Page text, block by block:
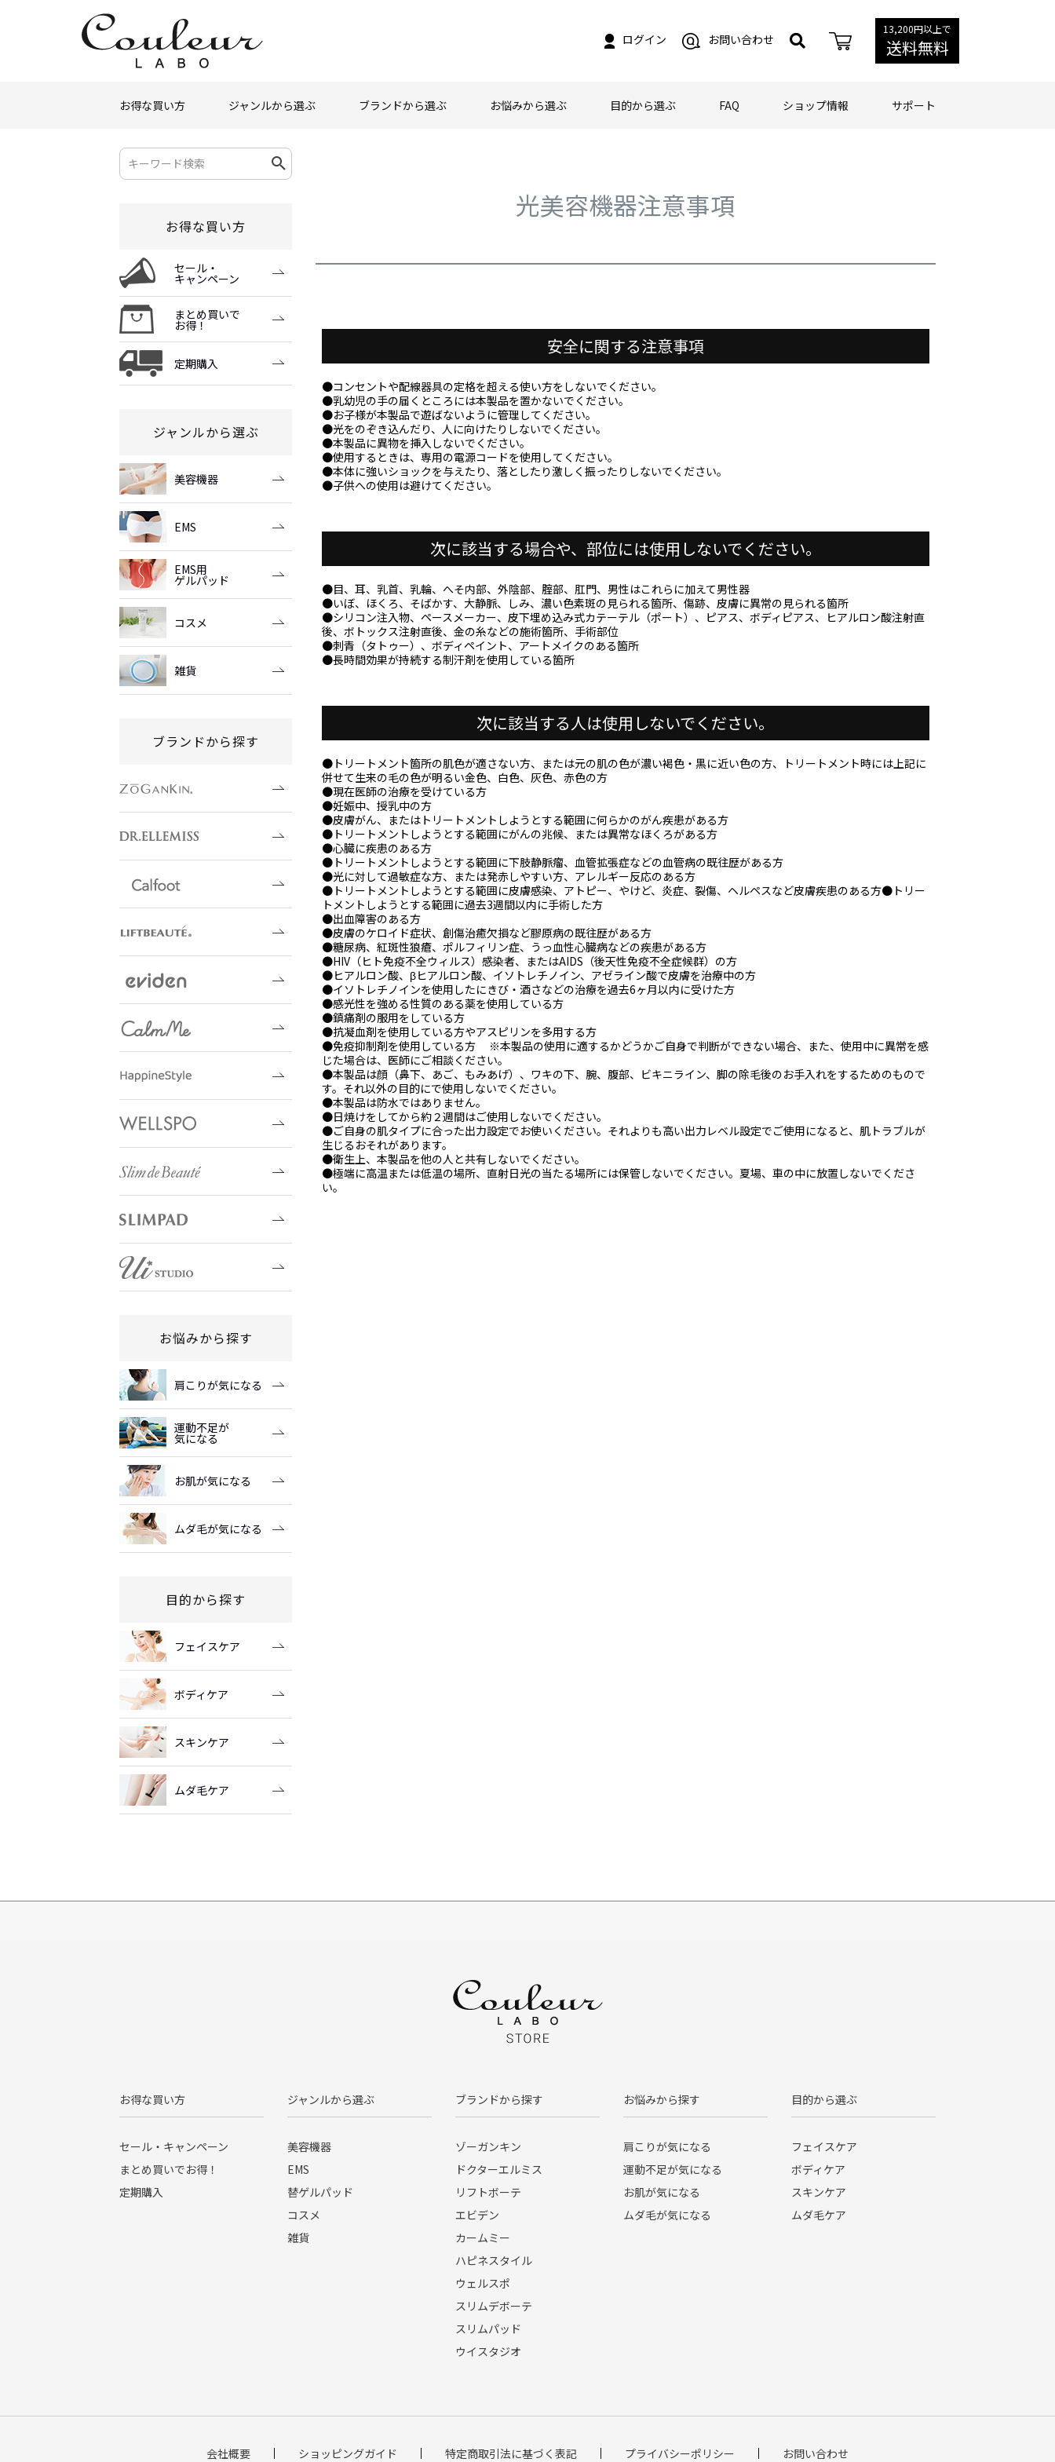
ログイン お問い合わせ
13,200円以上で
送料無料
お得な買い方 ジャンルから選ぶ ブランドから選ぶ お悩みから選ぶ 目的から選ぶ FAQ ショップ情報 サポート
お得な買い方
セール・
キャンペーン
まとめ買いで
お得！
定期購入
ジャンルから選ぶ
美容機器
EMS
EMS用
ゲルパッド
コスメ
雑貨
ブランドから探す
お悩みから探す
肩こりが気になる
運動不足が
気になる
お肌が気になる
ムダ毛が気になる
目的から探す
フェイスケア
ボディケア
スキンケア
ムダ毛ケア
光美容機器注意事項
安全に関する注意事項
●コンセントや配線器具の定格を超える使い方をしないでください。
●乳幼児の手の届くところには本製品を置かないでください。
●お子様が本製品で遊ばないように管理してください。
●光をのぞき込んだり、人に向けたりしないでください。
●本製品に異物を挿入しないでください。
●使用するときは、専用の電源コードを使用してください。
●本体に強いショックを与えたり、落としたり激しく振ったりしないでください。
●子供への使用は避けてください。
次に該当する場合や、部位には使用しないでください。
●目、耳、乳首、乳輪、へそ内部、外陰部、腟部、肛門、男性はこれらに加えて男性器
●いぼ、ほくろ、そばかす、大静脈、しみ、濃い色素斑の見られる箇所、傷跡、皮膚に異常の見られる箇所
●シリコン注入物、ペースメーカー、皮下埋め込み式カテーテル（ポート）、ピアス、ボディピアス、ヒアルロン酸注射直
後、ボトックス注射直後、金の糸などの施術箇所、手術部位
●刺青（タトゥー）、ボディペイント、アートメイクのある箇所
●長時間効果が持続する制汗剤を使用している箇所
次に該当する人は使用しないでください。
●トリートメント箇所の肌色が適さない方、または元の肌の色が濃い褐色・黒に近い色の方、トリートメント時には上記に
併せて生来の毛の色が明るい金色、白色、灰色、赤色の方
●現在医師の治療を受けている方
●妊娠中、授乳中の方
●皮膚がん、またはトリートメントしようとする範囲に何らかのがん疾患がある方
●トリートメントしようとする範囲にがんの兆候、または異常なほくろがある方
●心臓に疾患のある方
●トリートメントしようとする範囲に下肢静脈瘤、血管拡張症などの血管病の既往歴がある方
●光に対して過敏症な方、または発赤しやすい方、アレルギー反応のある方
●トリートメントしようとする範囲に皮膚感染、アトピー、やけど、炎症、裂傷、ヘルペスなど皮膚疾患のある方●トリー
トメントしようとする範囲に過去3週間以内に手術した方
●出血障害のある方
●皮膚のケロイド症状、創傷治癒欠損など膠原病の既往歴がある方
●糖尿病、紅斑性狼瘡、ポルフィリン症、うっ血性心臓病などの疾患がある方
●HIV（ヒト免疫不全ウィルス）感染者、またはAIDS（後天性免疫不全症候群）の方
●ヒアルロン酸、βヒアルロン酸、イソトレチノイン、アゼライン酸で皮膚を治療中の方
●イソトレチノインを使用したにきび・酒さなどの治療を過去6ヶ月以内に受けた方
●感光性を強める性質のある薬を使用している方
●鎮痛剤の服用をしている方
●抗凝血剤を使用している方やアスピリンを多用する方
●免疫抑制剤を使用している方 ※本製品の使用に適するかどうかご自身で判断ができない場合、また、使用中に異常を感
じた場合は、医師にご相談ください。
●本製品は顔（鼻下、あご、もみあげ）、ワキの下、腕、腹部、ビキニライン、脚の除毛後のお手入れをするためのもので
す。それ以外の目的にで使用しないでください。
●本製品は防水ではありません。
●日焼けをしてから約２週間はご使用しないでください。
●ご自身の肌タイプに合った出力設定でお使いください。それよりも高い出力レベル設定でご使用になると、肌トラブルが
生じるおそれがあります。
●衛生上、本製品を他の人と共有しないでください。
●極端に高温または低温の場所、直射日光の当たる場所には保管しないでください。夏場、車の中に放置しないでくださ
い。
お得な買い方
セール・キャンペーン
まとめ買いでお得！
定期購入
ジャンルから選ぶ
美容機器
EMS
替ゲルパッド
コスメ
雑貨
ブランドから探す
ゾーガンキン
ドクターエルミス
リフトボーテ
エビデン
カームミー
ハピネスタイル
ウェルスポ
スリムデボーテ
スリムパッド
ウイスタジオ
お悩みから探す
肩こりが気になる
運動不足が気になる
お肌が気になる
ムダ毛が気になる
目的から選ぶ
フェイスケア
ボディケア
スキンケア
ムダ毛ケア
会社概要 ショッピングガイド 特定商取引法に基づく表記 プライバシーポリシー お問い合わせ